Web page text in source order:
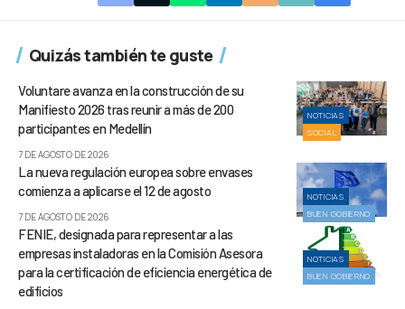
Quizás también te guste
NOTICIAS
SOCIAL
Voluntare avanza en la construcción de su
Manifiesto 2026 tras reunir a más de 200
participantes en Medellín
7 DE AGOSTO DE 2026
NOTICIAS
BUEN GOBIERNO
La nueva regulación europea sobre envases
comienza a aplicarse el 12 de agosto
7 DE AGOSTO DE 2026
NOTICIAS
BUEN GOBIERNO
FENIE, designada para representar a las
empresas instaladoras en la Comisión Asesora
para la certificación de eficiencia energética de
edificios